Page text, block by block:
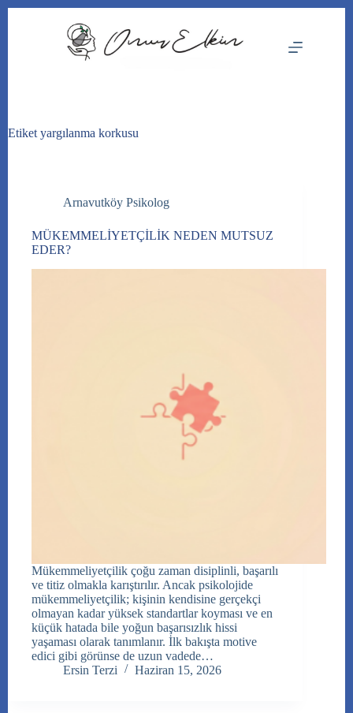
Etiket yargılanma korkusu
Arnavutköy Psikolog
MÜKEMMELİYETÇİLİK NEDEN MUTSUZ
EDER?
Mükemmeliyetçilik çoğu zaman disiplinli, başarılı
ve titiz olmakla karıştırılır. Ancak psikolojide
mükemmeliyetçilik; kişinin kendisine gerçekçi
olmayan kadar yüksek standartlar koyması ve en
küçük hatada bile yoğun başarısızlık hissi
yaşaması olarak tanımlanır. İlk bakışta motive
edici gibi görünse de uzun vadede…
Ersin Terzi
Haziran 15, 2026